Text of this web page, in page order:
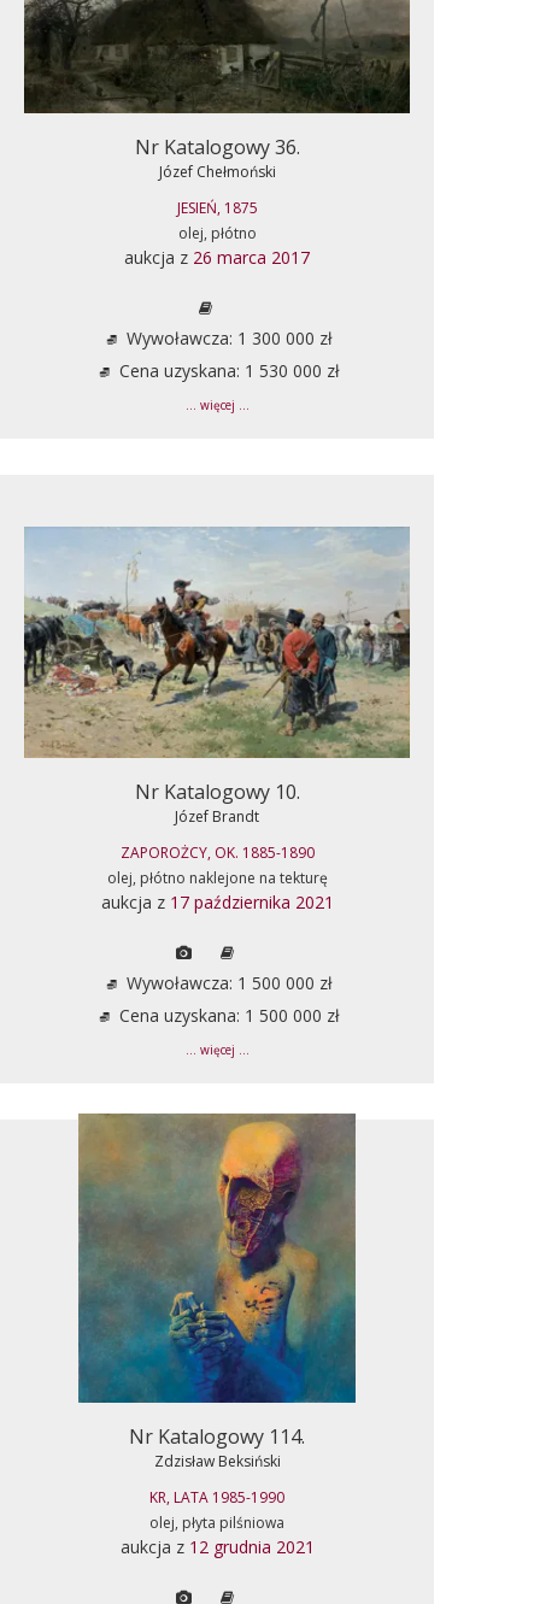
Nr Katalogowy 36.
Józef Chełmoński
JESIEŃ, 1875
olej, płótno
aukcja z 26 marca 2017
Wywoławcza: 1 300 000 zł
Cena uzyskana: 1 530 000 zł
... więcej ...
Nr Katalogowy 10.
Józef Brandt
ZAPOROŻCY, OK. 1885-1890
olej, płótno naklejone na tekturę
aukcja z 17 października 2021
Wywoławcza: 1 500 000 zł
Cena uzyskana: 1 500 000 zł
... więcej ...
Nr Katalogowy 114.
Zdzisław Beksiński
KR, LATA 1985-1990
olej, płyta pilśniowa
aukcja z 12 grudnia 2021